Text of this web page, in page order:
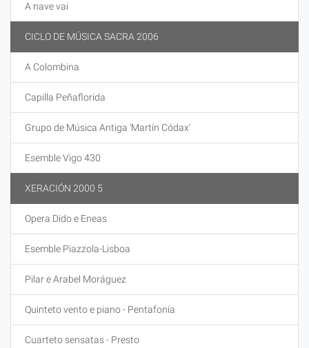
A nave vai
CICLO DE MÚSICA SACRA 2006
A Colombina
Capilla Peñaflorida
Grupo de Música Antiga 'Martín Códax'
Esemble Vigo 430
XERACIÓN 2000 5
Opera Dido e Eneas
Esemble Piazzola-Lisboa
Pilar e Arabel Moráguez
Quinteto vento e piano - Pentafonía
Cuarteto sensatas - Presto